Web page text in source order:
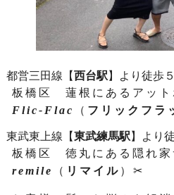
都営三田線【西台駅 】より徒歩
板橋区 蓮根にあるアッ
Flic-Flac
（ フリックフラ
東武東上線【東武練馬駅 】より
板橋区 徳丸にある隠
remile
（ リマイル ）✂